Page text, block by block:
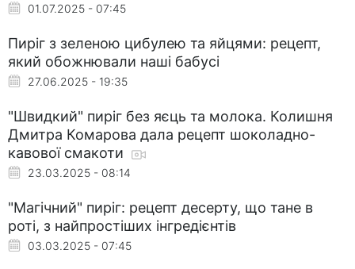
01.07.2025 - 07:45
Пиріг з зеленою цибулею та яйцями: рецепт,
який обожнювали наші бабусі
27.06.2025 - 19:35
"Швидкий" пиріг без яєць та молока. Колишня
Дмитра Комарова дала рецепт шоколадно-
кавової смакоти
23.03.2025 - 08:14
"Магічний" пиріг: рецепт десерту, що тане в
роті, з найпростіших інгредієнтів
03.03.2025 - 07:45